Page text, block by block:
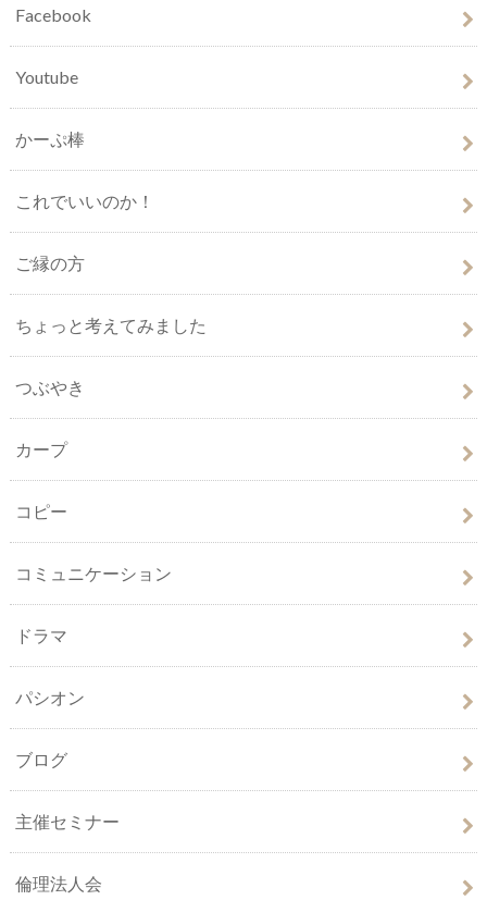
Facebook
Youtube
かーぷ棒
これでいいのか！
ご縁の方
ちょっと考えてみました
つぶやき
カープ
コピー
コミュニケーション
ドラマ
パシオン
ブログ
主催セミナー
倫理法人会